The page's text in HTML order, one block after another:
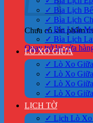
Chưa có sản phẩm
Quay trở lại cửa
✓ Bìa Lịch
✓ Bìa Lịch
✓ Bìa Lịch
✓ Bìa Lịch
LÒ XO GIỮA
✓ Lò Xo
✓ Lò Xo
✓ Lò Xo
✓ Lò Xo
LỊCH TỜ
✓ Lịch Lò Xo